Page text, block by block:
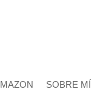
SOBRE MÍ